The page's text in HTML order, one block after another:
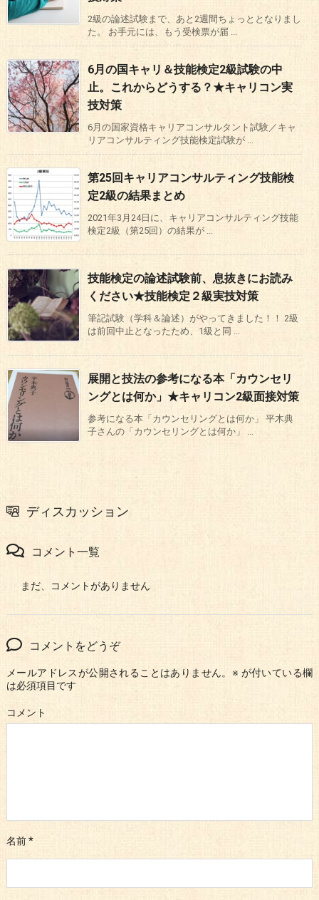
2級の論述試験まで、あと2週間ちょっととなりまし
た。 お手元には、もう受検票が届 ...
6月の国キャリ＆技能検定2級試験の中
止。これからどうする？★キャリコン実
技対策
6月の国家資格キャリアコンサルタント試験／キャ
リアコンサルティング技能検定試験が ...
第25回キャリアコンサルティング技能検
定2級の結果まとめ
2021年3月24日に、キャリアコンサルティング技能
検定2級（第25回）の結果が ...
技能検定の論述試験前、息抜きにお読み
ください★技能検定２級実技対策
筆記試験（学科＆論述）がやってきました！！ 2級
は前回中止となったため、1級と同 ...
展開と技法の参考になる本「カウンセリ
ングとは何か」★キャリコン2級面接対策
参考になる本「カウンセリングとは何か」 平木典
子さんの「カウンセリングとは何か」 ...
ディスカッション
コメント一覧
まだ、コメントがありません
コメントをどうぞ
メールアドレスが公開されることはありません。 ※ が付いている欄
は必須項目です
コメント
名前*